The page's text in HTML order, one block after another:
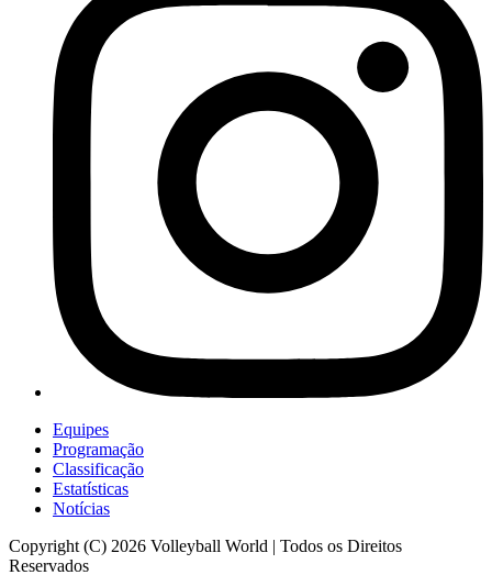
Equipes
Programação
Classificação
Estatísticas
Notícias
Copyright (C) 2026 Volleyball World | Todos os Direitos
Reservados